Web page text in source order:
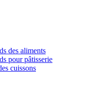
des aliments
pour pâtisserie
cuissons